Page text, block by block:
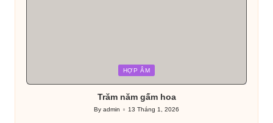
in
HỢP ÂM
Trăm năm gấm hoa
Posted
Byadmin 13 Tháng 1, 2026